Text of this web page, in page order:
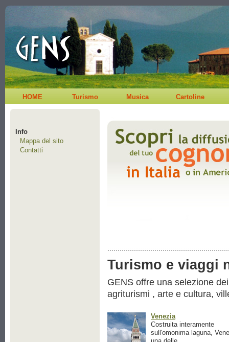
HOME Turismo Musica Cartoline
Info
Mappa del sito
Contatti
Turismo e viaggi
GENS offre una selezione
agriturismi , arte e cultura,
Venezia
Costruita interamente
sull'omonima laguna,